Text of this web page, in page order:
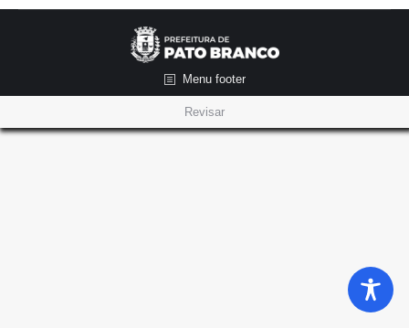
Menu footer
Revisar